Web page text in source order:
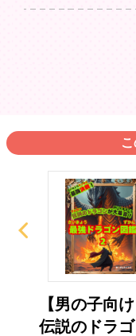
【男の子向け
伝説のドラゴ